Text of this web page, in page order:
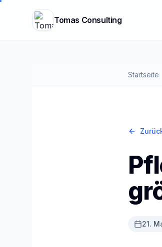
Tomas Consulting
Startseite
21.